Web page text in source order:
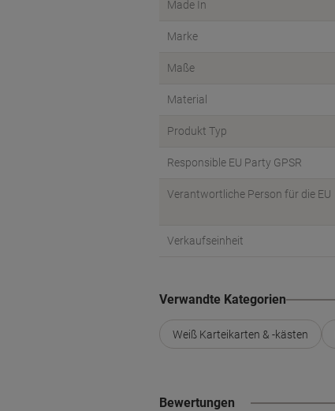
Made In
Marke
Maße
Material
Produkt Typ
Responsible EU Party GPSR
Verantwortliche Person für die EU
Verkaufseinheit
Verwandte Kategorien
Weiß Karteikarten & -kästen
Bewertungen